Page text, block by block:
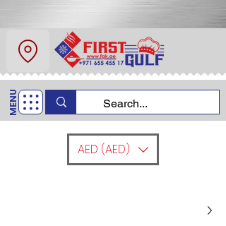
عن
اتصل
اتصل بنا
MENU
AED (AED)